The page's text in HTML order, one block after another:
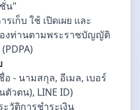
น"
เก็บ ใช้ เปิดเผย และ
งท่านตามพระราชบัญญัติ
- นามสกุล, อีเมล, เบอร์
วตน), LINE ID)
วัติการชำระเงิน